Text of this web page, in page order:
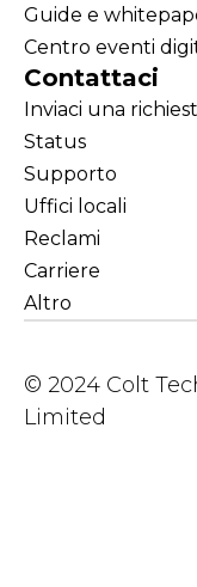
Guide e
Centro eventi
Contattaci
Inviaci una
Status
Supporto
Uffici locali
Reclami
Carriere
Altro
© 2024 Colt
Limited